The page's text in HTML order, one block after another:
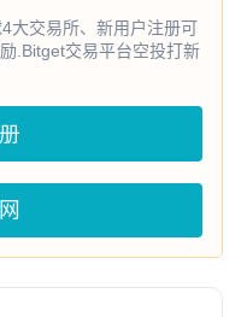
大交易所、新用户注册可
.Bitget交易平台空投打新